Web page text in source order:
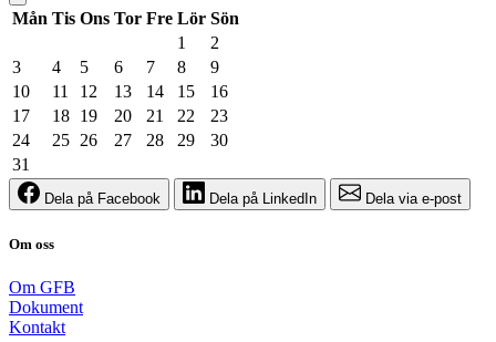
Mån Tis Ons Tor Fre Lör Sön
1
2
3
4 5 6 7 8
9
10
11 12 13 14 15
16
17
18 19 20 21 22
23
24
25 26 27 28 29
30
31
Dela på Facebook Dela på LinkedIn Dela via e-post
Om oss
Om GFB
Dokument
Kontakt